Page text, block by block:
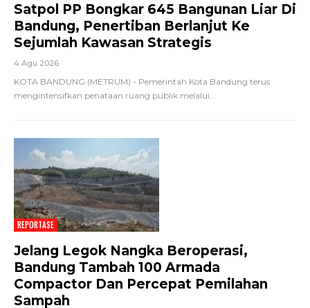
Satpol PP Bongkar 645 Bangunan Liar Di
Bandung, Penertiban Berlanjut Ke
Sejumlah Kawasan Strategis
4 Agu 2026
KOTA BANDUNG (METRUM) - Pemerintah Kota Bandung terus
mengintensifkan penataan ruang publik melalui…
REPORTASE
Jelang Legok Nangka Beroperasi,
Bandung Tambah 100 Armada
Compactor Dan Percepat Pemilahan
Sampah